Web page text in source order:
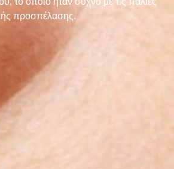
προσπέλασης.